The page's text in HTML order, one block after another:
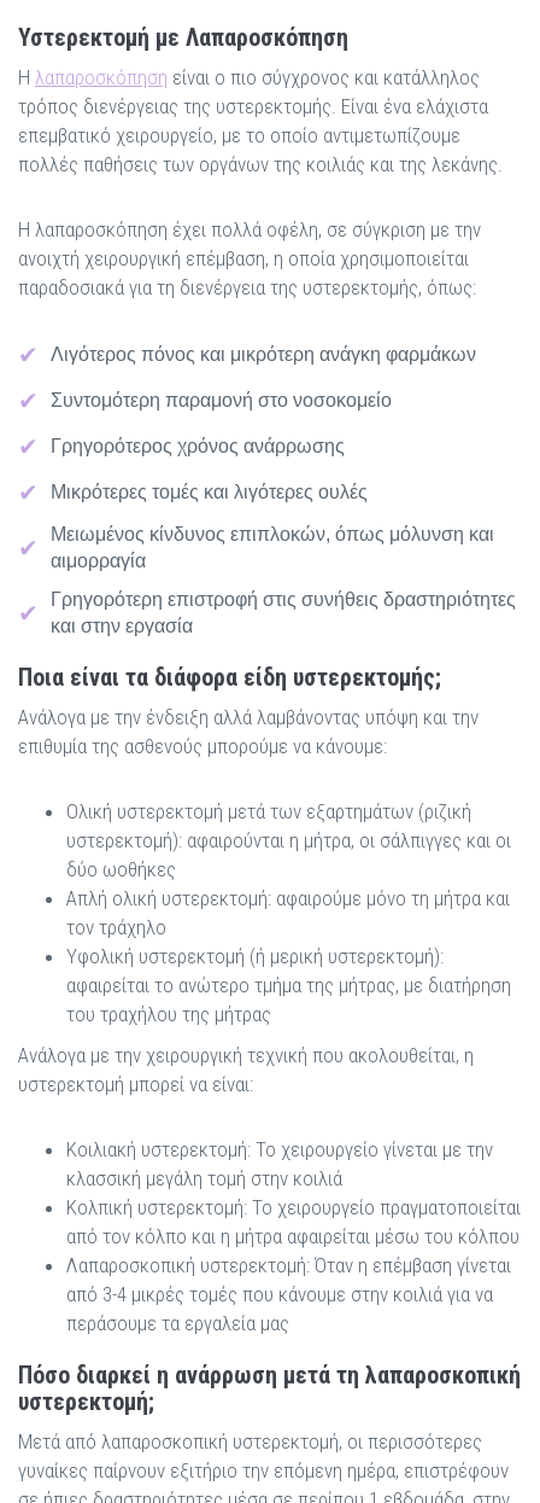
Υστερεκτομή με Λαπαροσκόπηση
Η λαπαροσκόπηση είναι ο πιο σύγχρονος και κατάλληλος
τρόπος διενέργειας της υστερεκτομής. Είναι ένα ελάχιστα
επεμβατικό χειρουργείο, με το οποίο αντιμετωπίζουμε
πολλές παθήσεις των οργάνων της κοιλιάς και της λεκάνης.
Η λαπαροσκόπηση έχει πολλά οφέλη, σε σύγκριση με την
ανοιχτή χειρουργική επέμβαση, η οποία χρησιμοποιείται
παραδοσιακά για τη διενέργεια της υστερεκτομής, όπως:
Λιγότερος πόνος και μικρότερη ανάγκη φαρμάκων
Συντομότερη παραμονή στο νοσοκομείο
Γρηγορότερος χρόνος ανάρρωσης
Μικρότερες τομές και λιγότερες ουλές
Μειωμένος κίνδυνος επιπλοκών, όπως μόλυνση και
αιμορραγία
Γρηγορότερη επιστροφή στις συνήθεις δραστηριότητες
και στην εργασία
Ποια είναι τα διάφορα είδη υστερεκτομής;
Ανάλογα με την ένδειξη αλλά λαμβάνοντας υπόψη και την
επιθυμία της ασθενούς μπορούμε να κάνουμε:
Ολική υστερεκτομή μετά των εξαρτημάτων (ριζική
υστερεκτομή): αφαιρούνται η μήτρα, οι σάλπιγγες και οι
δύο ωοθήκες
Απλή ολική υστερεκτομή: αφαιρούμε μόνο τη μήτρα και
τον τράχηλο
Υφολική υστερεκτομή (ή μερική υστερεκτομή):
αφαιρείται το ανώτερο τμήμα της μήτρας, με διατήρηση
του τραχήλου της μήτρας
Ανάλογα με την χειρουργική τεχνική που ακολουθείται, η
υστερεκτομή μπορεί να είναι:
Κοιλιακή υστερεκτομή: Το χειρουργείο γίνεται με την
κλασσική μεγάλη τομή στην κοιλιά
Κολπική υστερεκτομή: Το χειρουργείο πραγματοποιείται
από τον κόλπο και η μήτρα αφαιρείται μέσω του κόλπου
Λαπαροσκοπική υστερεκτομή: Όταν η επέμβαση γίνεται
από 3-4 μικρές τομές που κάνουμε στην κοιλιά για να
περάσουμε τα εργαλεία μας
Πόσο διαρκεί η ανάρρωση μετά τη λαπαροσκοπική
υστερεκτομή;
Μετά από λαπαροσκοπική υστερεκτομή, οι περισσότερες
γυναίκες παίρνουν εξιτήριο την επόμενη ημέρα, επιστρέφουν